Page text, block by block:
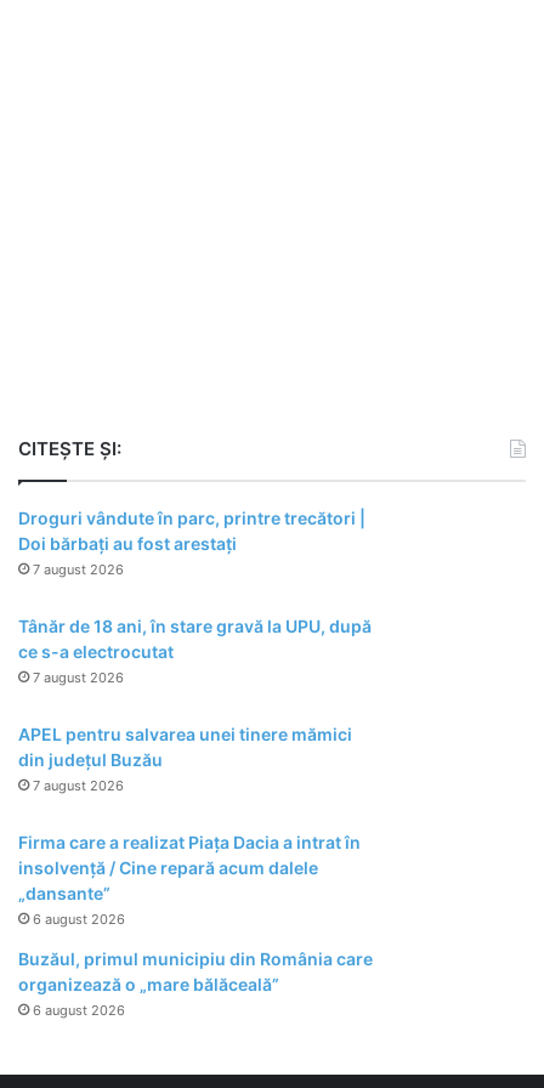
CITEȘTE ȘI:
Droguri vândute în parc, printre trecători |
Doi bărbați au fost arestați
7 august 2026
Tânăr de 18 ani, în stare gravă la UPU, după
ce s-a electrocutat
7 august 2026
APEL pentru salvarea unei tinere mămici
din județul Buzău
7 august 2026
Firma care a realizat Piața Dacia a intrat în
insolvență / Cine repară acum dalele
„dansante”
6 august 2026
Buzăul, primul municipiu din România care
organizează o „mare bălăceală”
6 august 2026